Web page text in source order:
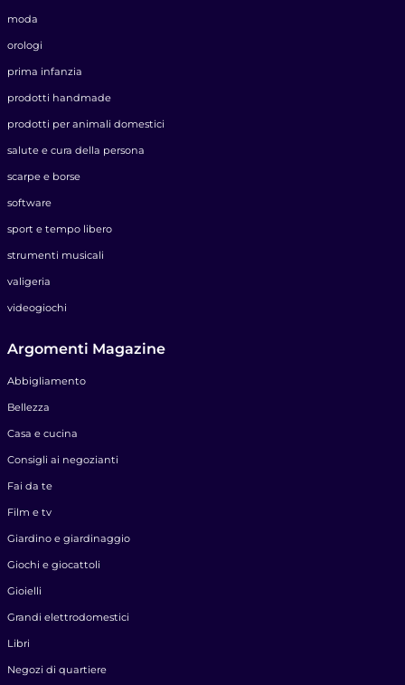
moda
orologi
prima infanzia
prodotti handmade
prodotti per animali domestici
salute e cura della persona
scarpe e borse
software
sport e tempo libero
strumenti musicali
valigeria
videogiochi
Argomenti Magazine
Abbigliamento
Bellezza
Casa e cucina
Consigli ai negozianti
Fai da te
Film e tv
Giardino e giardinaggio
Giochi e giocattoli
Gioielli
Grandi elettrodomestici
Libri
Negozi di quartiere